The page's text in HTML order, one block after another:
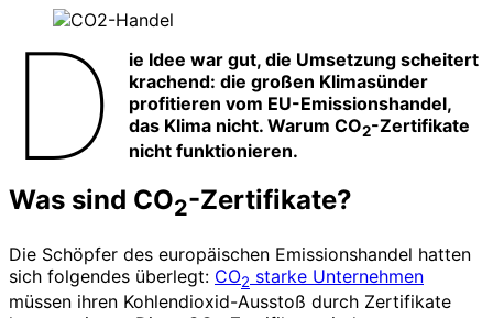
D
ie Idee war gut, die Umsetzung scheitert
krachend: die großen Klimasünder
profitieren vom EU-Emissionshandel,
das Klima nicht. Warum CO2-Zertifikate
nicht funktionieren.
Was sind CO2-Zertifikate?
Die Schöpfer des europäischen Emissionshandel hatten
sich folgendes überlegt: CO2 starke Unternehmen
müssen ihren Kohlendioxid-Ausstoß durch Zertifikate